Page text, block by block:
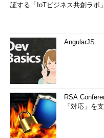
証する「IoTビジネス共創ラボ」
AngularJS
RSA
「対応」を